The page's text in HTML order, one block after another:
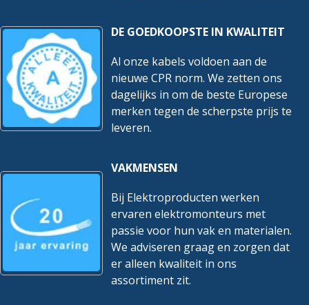
DE GOEDKOOPSTE IN KWALITEIT
Al onze kabels voldoen aan de
nieuwe CPR norm. We zetten ons
dagelijks in om de beste Europese
merken tegen de scherpste prijs te
leveren.
VAKMENSEN
Bij Elektroproducten werken
ervaren elektromonteurs met
passie voor hun vak en materialen.
We adviseren graag en zorgen dat
er alleen kwaliteit in ons
assortiment zit.